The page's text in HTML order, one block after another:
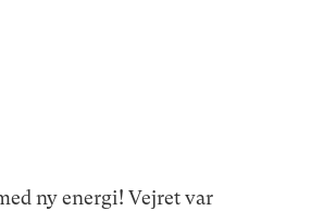
ny energi! Vejret var